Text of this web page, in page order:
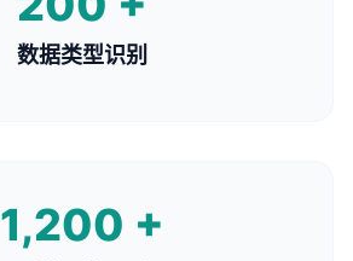
数据类型识别
1,200 +